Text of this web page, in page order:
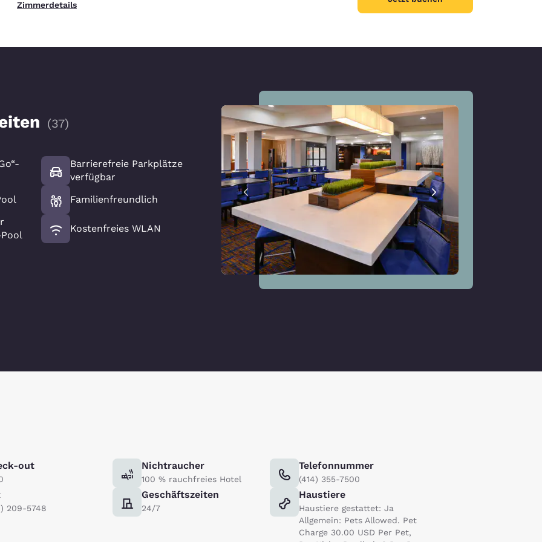
Zimmerdetails
(37)
Barrierefreie Parkplätze
verfügbar
Familienfreundlich
Kostenfreies WLAN
out Nichtraucher
100 % rauchfreies Hotel
Telefonnummer
(414) 355-7500
209-5748
Geschäftszeiten
24/7
Haustiere
Haustiere gestattet: Ja
Allgemein: Pets Allowed. Pet
Charge 30.00 USD Per Pet,